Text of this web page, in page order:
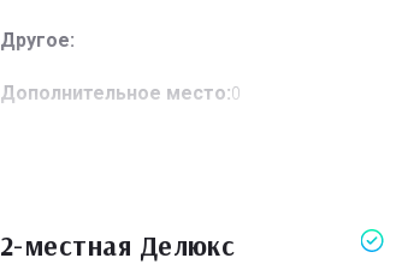
Другое:
Дополнительное место:0
2-местная Делюкс